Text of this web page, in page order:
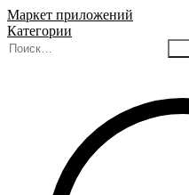
Маркет приложений
Категории